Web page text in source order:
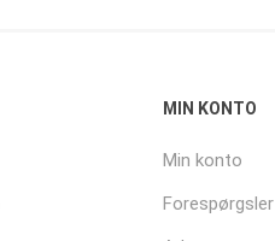
MIN KONTO
Min konto
Forespørgsler